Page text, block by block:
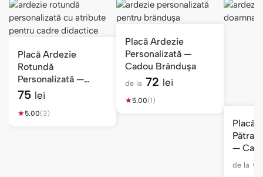
Placă Ardezie
Rotundă
Personalizată —
Cadou Cadru
75 lei
★5.00(3)
Placă Ardezie
Personalizată —
Cadou Brândușa
de la 72 lei
★5.00(1)
Placă
—
de la